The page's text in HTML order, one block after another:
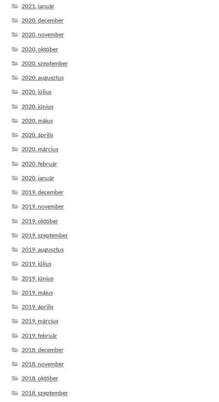
2021. január
2020. december
2020. november
2020. október
2020. szeptember
2020. augusztus
2020. július
2020. június
2020. május
2020. április
2020. március
2020. február
2020. január
2019. december
2019. november
2019. október
2019. szeptember
2019. augusztus
2019. július
2019. június
2019. május
2019. április
2019. március
2019. február
2018. december
2018. november
2018. október
2018. szeptember